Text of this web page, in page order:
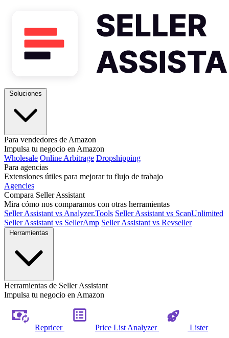
Para vendedores de Amazon
Impulsa tu negocio en Amazon
Wholesale Online Arbitrage Dropshipping
Para agencias
Extensiones útiles para mejorar tu flujo de trabajo
Agencies
Compara Seller Assistant
Mira cómo nos comparamos con otras herramientas
Seller Assistant vs Analyzer.Tools Seller Assistant vs ScanUnlimited
Seller Assistant vs SellerAmp Seller Assistant vs Revseller
Herramientas de Seller Assistant
Impulsa tu negocio en Amazon
Repricer Price List Analyzer Lister